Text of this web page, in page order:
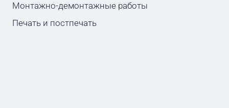
Монтажно-демонтажные работы
Печать и постпечать